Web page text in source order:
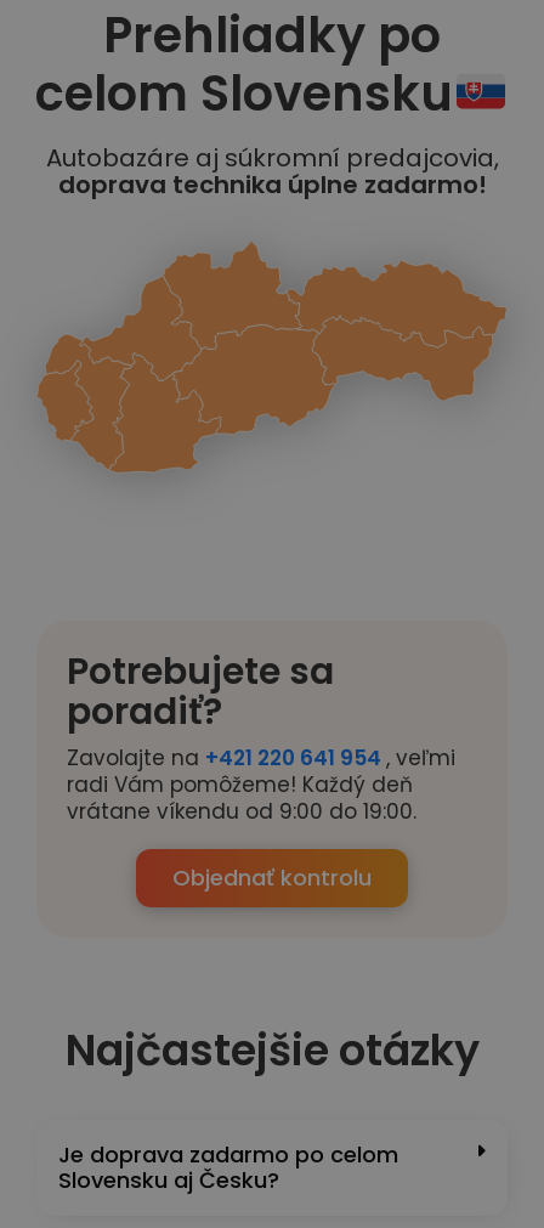
Prehliadky po
celom Slovensku
Autobazáre aj súkromní predajcovia,
doprava technika úplne zadarmo!
Potrebujete sa
poradiť?
Zavolajte na +421 220 641 954 , veľmi
radi Vám pomôžeme! Každý deň
vrátane víkendu od 9:00 do 19:00.
Objednať kontrolu
Najčastejšie otázky
Je doprava zadarmo po celom
Slovensku aj Česku?